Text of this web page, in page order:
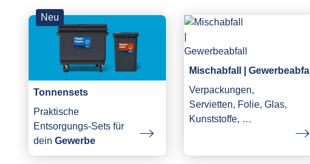
Neu
Tonnensets
Praktische
Entsorgungs-Sets für
dein Gewerbe
Mischabfall | Gewerbeabfall
Verpackungen,
Servietten, Folie, Glas,
Kunststoffe, …